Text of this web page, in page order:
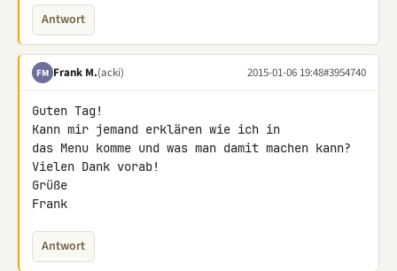
Antwort
FM Frank M.(acki) 2015-01-06 19:48#3954740
Guten Tag!
Kann mir jemand erklären wie ich in
das Menu komme und was man damit machen kann?
Vielen Dank vorab!
Grüße
Frank
Antwort